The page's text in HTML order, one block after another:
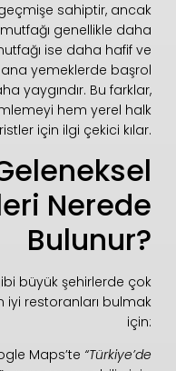
sahiptir, ancak
mutfağı genellikle daha
ise daha hafif ve
yemeklerde başrol
yaygındır. Bu farklar,
hem yerel halk
için ilgi çekici kılar.
Nerede
Bulunur?
büyük şehirlerde çok
iyi restoranları bulmak
için:
Maps’te “Türkiye’de